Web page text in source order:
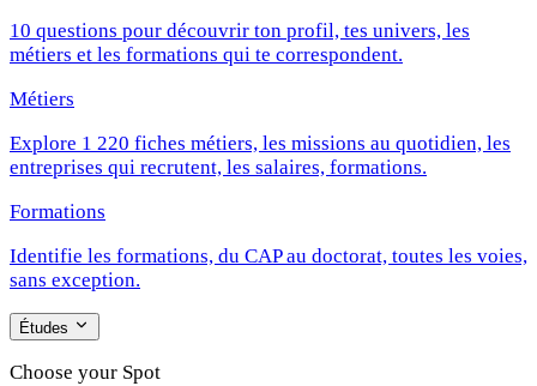
10 questions pour découvrir ton profil, tes univers, les
métiers et les formations qui te correspondent.
Métiers
Explore 1 220 fiches métiers, les missions au quotidien, les
entreprises qui recrutent, les salaires, formations.
Formations
Identifie les formations, du CAP au doctorat, toutes les voies,
sans exception.
Études
Choose your Spot